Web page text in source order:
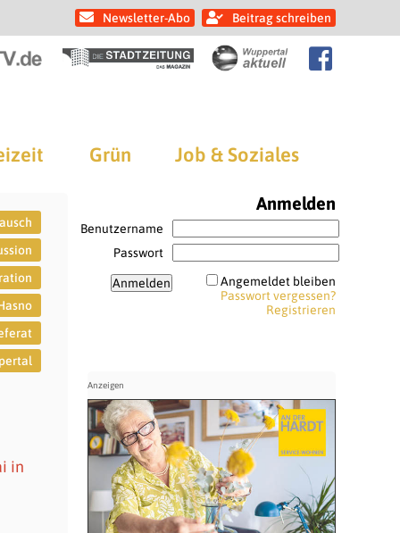
Newsletter-Abo Beitrag schreiben
Grün Job & Soziales
in
Anmelden
Benutzername
Passwort
Angemeldet bleiben
Passwort vergessen?
Registrieren